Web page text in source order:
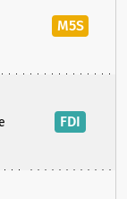
M5S
FDI